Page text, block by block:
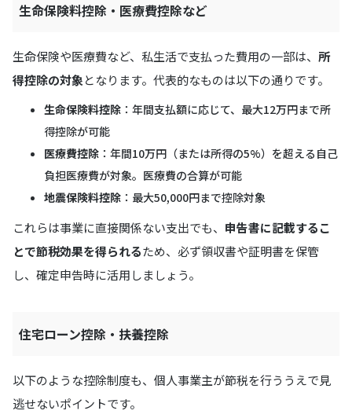
生命保険料控除・医療費控除など
生命保険や医療費など、私生活で支払った費用の一部は、 所
得控除の対象となります。代表的なものは以下の通りです。
生命保険料控除 ：年間支払額に応じて、最大12万円まで所
得控除が可能
医療費控除 ：年間10万円（または所得の5%）を超える自己
負担医療費が対象。医療費の合算が可能
地震保険料控除 ：最大50,000円まで控除対象
これらは事業に直接関係ない支出でも、 申告書に記載するこ
とで節税効果を得られるため、必ず領収書や証明書を保管
し、確定申告時に活用しましょう。
住宅ローン控除・扶養控除
以下のような控除制度も、個人事業主が節税を行ううえで見
逃せないポイントです。